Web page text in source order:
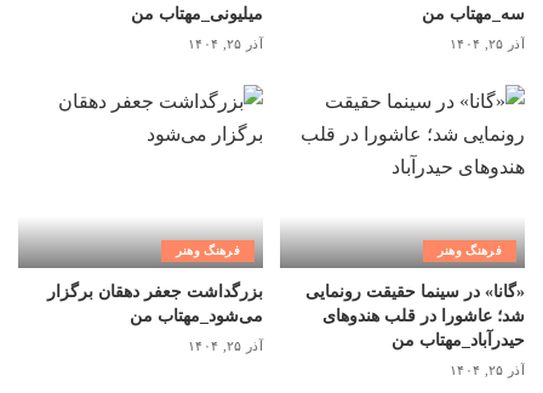
سه_مهتاب من
آذر ۲۵, ۱۴۰۴
میلیونی_مهتاب من
آذر ۲۵, ۱۴۰۴
فرهنگ وهنر
«گانا» در سینما حقیقت رونمایی
شد؛ عاشورا در قلب هندوهای
حیدرآباد_مهتاب من
آذر ۲۵, ۱۴۰۴
فرهنگ وهنر
بزرگداشت جعفر دهقان برگزار
می‌شود_مهتاب من
آذر ۲۵, ۱۴۰۴